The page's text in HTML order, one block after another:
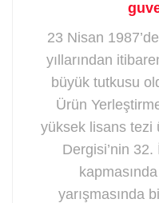
23 Nisan
yıllarından
büyük tutkusu
Ürün
yüksek lisans tezi
Dergisi’nin
yarışmasında